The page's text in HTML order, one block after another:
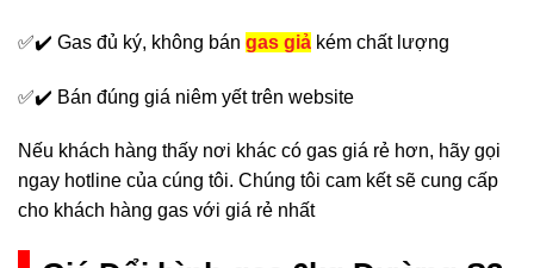
✅✔️ Gas đủ ký, không bán gas giả kém chất lượng
✅✔️ Bán đúng giá niêm yết trên website
Nếu khách hàng thấy nơi khác có gas giá rẻ hơn, hãy gọi
ngay hotline của cúng tôi. Chúng tôi cam kết sẽ cung cấp
cho khách hàng gas với giá rẻ nhất